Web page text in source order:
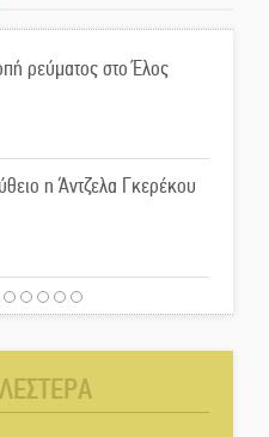
ρεύματος στο Έλος
η Άντζελα Γκερέκου
έπεσε σε γκρεμό στον
Πόλη» απόψε η Σπάρτη